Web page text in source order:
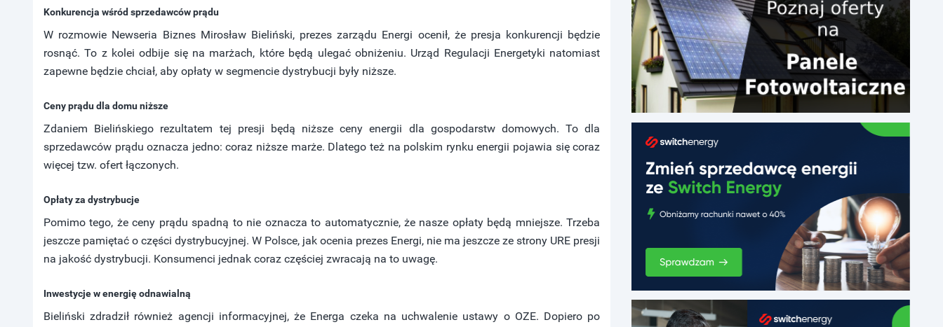
Konkurencja wśród sprzedawców prądu
W rozmowie Newseria Biznes Mirosław Bieliński, prezes zarządu Energi ocenił, że presja konkurencji będzie
rosnąć. To z kolei odbije się na marżach, które będą ulegać obniżeniu. Urząd Regulacji Energetyki natomiast
zapewne będzie chciał, aby opłaty w segmencie dystrybucji były niższe.
Ceny prądu dla domu niższe
Zdaniem Bielińskiego rezultatem tej presji będą niższe ceny energii dla gospodarstw domowych. To dla
sprzedawców prądu oznacza jedno: coraz niższe marże. Dlatego też na polskim rynku energii pojawia się coraz
więcej tzw. ofert łączonych.
Opłaty za dystrybucje
Pomimo tego, że ceny prądu spadną to nie oznacza to automatycznie, że nasze opłaty będą mniejsze. Trzeba
jeszcze pamiętać o części dystrybucyjnej. W Polsce, jak ocenia prezes Energi, nie ma jeszcze ze strony URE presji
na jakość dystrybucji. Konsumenci jednak coraz częściej zwracają na to uwagę.
Inwestycje w energię odnawialną
Bieliński zdradził również agencji informacyjnej, że Energa czeka na uchwalenie ustawy o OZE. Dopiero po